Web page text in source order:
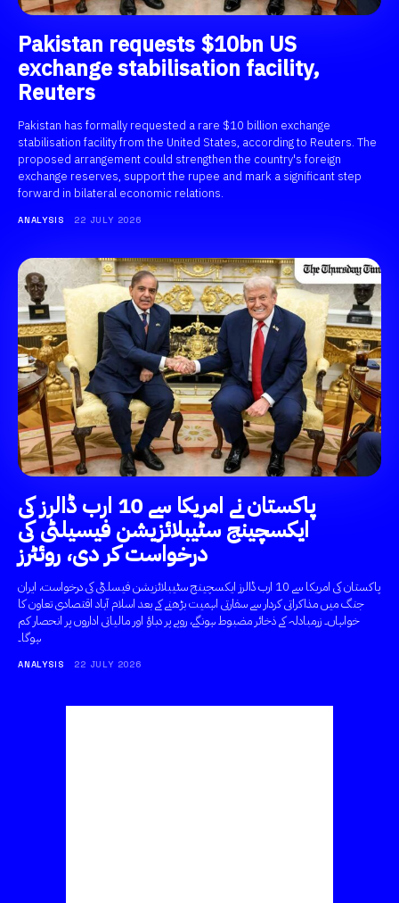
Pakistan requests $10bn US
exchange stabilisation facility,
Reuters
Pakistan has formally requested a rare $10 billion exchange
stabilisation facility from the United States, according to Reuters. The
proposed arrangement could strengthen the country's foreign
exchange reserves, support the rupee and mark a significant step
forward in bilateral economic relations.
ANALYSIS 22 JULY 2026
پاکستان نے امریکا سے 10 ارب ڈالرز کی
ایکسچینج سٹیبلائزیشن فیسیلٹی کی
درخواست کر دی، روئٹرز
پاکستان کی امریکا سے 10 ارب ڈالرز ایکسچینج سٹیبلائزیشن فیسلٹی کی درخواست، ایران
جنگ میں مذاکراتی کردار سے سفارتی اہمیت بڑھنے کے بعد اسلام آباد اقتصادی تعاون کا
خواہاں۔ زرمبادلہ کے ذخائر مضبوط ہونگے، روپے پر دباؤ اور مالیاتی اداروں پر انحصار کم
ہوگا۔
ANALYSIS 22 JULY 2026